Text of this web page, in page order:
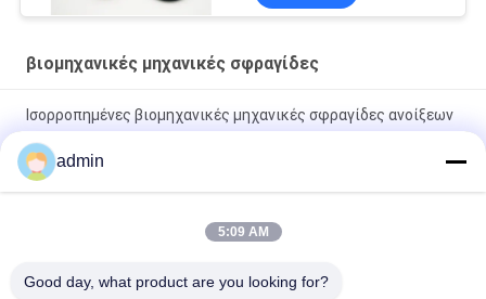
βιομηχανικές μηχανικές σφραγίδες
Ισορροπημένες βιομηχανικές μηχανικές σφραγίδες ανοίξεων
H7N κυμάτων με το δαχτυλίδι Ο
Ενιαία μηχανική ταχύτητα σφραγίδων ανοίξεων 68E κυμάτων
18m/S 68D βιομηχανική
admin
5:09 AM
Good day, what product are you looking for?